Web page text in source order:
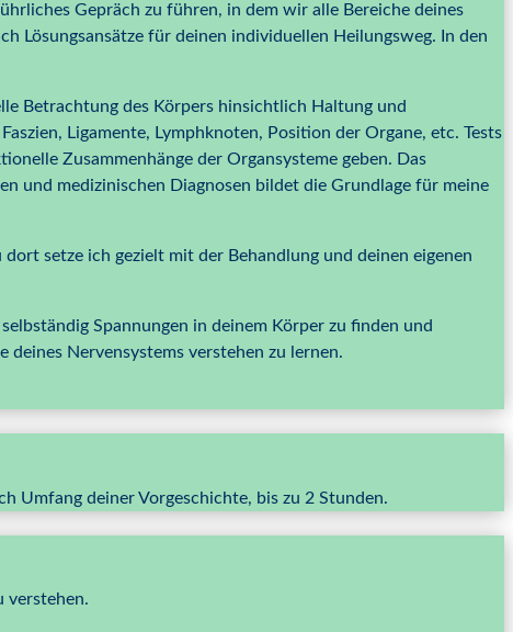
Gepräch zu führen, in dem wir alle Bereiche deines
Lösungsansätze für deinen individuellen Heilungsweg. In den
Betrachtung des Körpers hinsichtlich Haltung und
Ligamente, Lymphknoten, Position der Organe, etc. Tests
Zusammenhänge der Organsysteme geben. Das
und medizinischen Diagnosen bildet die Grundlage für meine
setze ich gezielt mit der Behandlung und deinen eigenen
Spannungen in deinem Körper zu finden und
Nervensystems verstehen zu lernen.
Umfang deiner Vorgeschichte, bis zu 2 Stunden.
verstehen.